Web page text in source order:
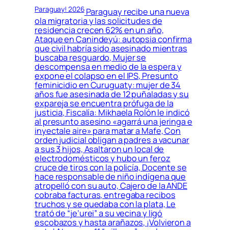
Paraguay! 2026Paraguay recibe una nueva
ola migratoria y las solicitudes de
residencia crecen 62% en un año,
Ataque en Canindeyú: autopsia confirma
que civil habría sido asesinado mientras
buscaba resguardo, Mujer se
descompensa en medio de la espera y
expone el colapso en el IPS, Presunto
feminicidio en Curuguaty: mujer de 34
años fue asesinada de 12 puñaladas y su
expareja se encuentra prófuga de la
justicia, Fiscalía: Mikhaela Rolón le indicó
al presunto asesino «agarrá una jeringa e
inyectale aire» para matar a Mafe, Con
orden judicial obligan a padres a vacunar
a sus 3 hijos, Asaltaron un local de
electrodomésticos y hubo un feroz
cruce de tiros con la policía, Docente se
hace responsable de niño indígena que
atropelló con su auto, Cajero de la ANDE
cobraba facturas, entregaba recibos
truchos y se quedaba con la plata, Le
trató de “je’urei” a su vecina y ligó
escobazos y hasta arañazos, ¡Volvieron a